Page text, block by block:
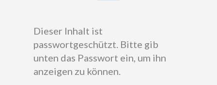
Dieser Inhalt ist
passwortgeschützt. Bitte gib
unten das Passwort ein, um ihn
anzeigen zu können.